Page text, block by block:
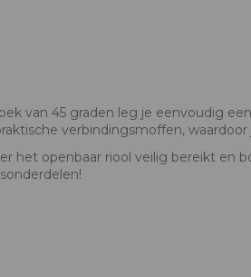
van 45 graden leg je eenvoudig
verbindingsmoffen,
het openbaar riool veilig bereikt en